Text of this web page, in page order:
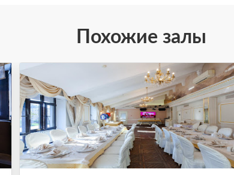
Похожие залы